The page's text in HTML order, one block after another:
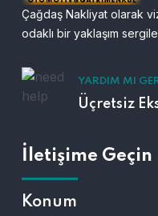
Çağdaş Nakliyat olarak
odaklı bir yaklaşım
YARDIM MI
Üçretsiz
İletişime Geçin
Konum